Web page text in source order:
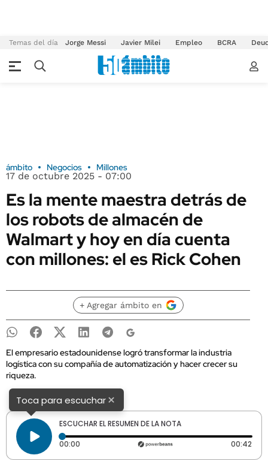
Temas del día Jorge Messi Javier Milei Empleo BCRA
ámbito Negocios Millones
17 de octubre 2025 - 07:00
Es la mente maestra detrás de
los robots de almacén de
Walmart y hoy en día cuenta
con millones: el es Rick Cohen
+ Agregar ámbito en
El empresario estadounidense logró transformar la industria
logística con su compañía de automatización y hacer crecer su
riqueza.
Toca para escuchar×
ESCUCHAR EL RESUMEN DE LA NOTA
00:00 Tiempo transcurrido: 0 segundos 00:42